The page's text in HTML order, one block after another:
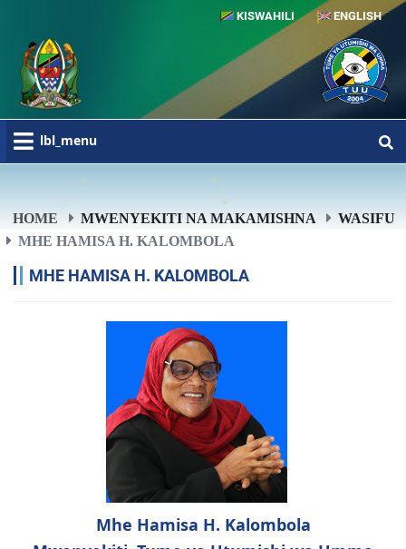
KISWAHILI ENGLISH
lbl_menu
HOME MWENYEKITI NA MAKAMISHNA
WASIFU
MHE HAMISA H. KALOMBOLA
MHE HAMISA H. KALOMBOLA
Mhe Hamisa H. Kalombola